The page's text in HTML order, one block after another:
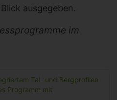
ausgegeben.
im
Tal- und Bergprofilen
Programm mit